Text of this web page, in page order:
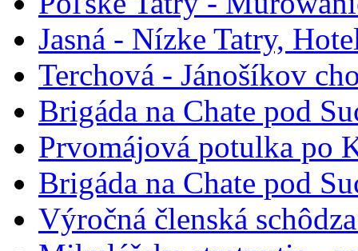
Jasná - Nízke Tatry,
Terchová - Jánošíkov
Brigáda na Chate pod
Prvomájová potulka po
Brigáda na Chate pod
Výročná členská